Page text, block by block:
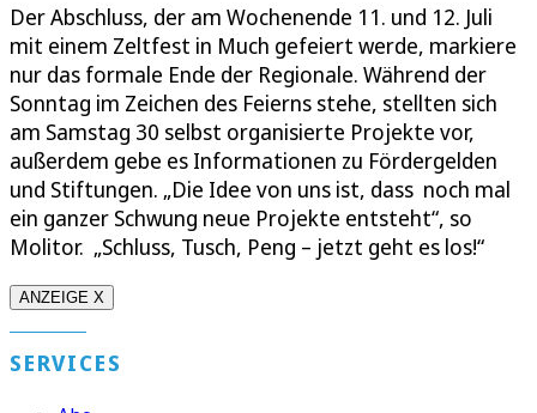
Der Abschluss, der am Wochenende 11. und 12. Juli
mit einem Zeltfest in Much gefeiert werde, markiere
nur das formale Ende der Regionale. Während der
Sonntag im Zeichen des Feierns stehe, stellten sich
am Samstag 30 selbst organisierte Projekte vor,
außerdem gebe es Informationen zu Fördergelden
und Stiftungen. „Die Idee von uns ist, dass noch mal
ein ganzer Schwung neue Projekte entsteht“, so
Molitor. „Schluss, Tusch, Peng – jetzt geht es los!“
ANZEIGE X
SERVICES